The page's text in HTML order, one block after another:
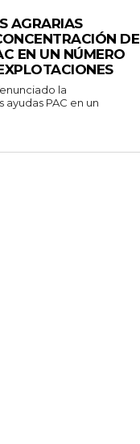
AGRARIAS
DE
EN UN NÚMERO
la
PAC en un